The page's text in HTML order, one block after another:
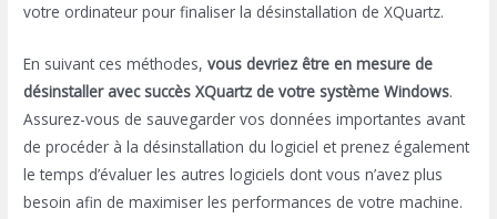
votre ordinateur pour finaliser la désinstallation de XQuartz.
En suivant ces méthodes, vous devriez être en mesure de
désinstaller avec succès XQuartz de votre système Windows.
Assurez-vous de sauvegarder vos données importantes avant
de procéder à la désinstallation du logiciel et prenez également
le temps d’évaluer les autres logiciels dont vous n’avez plus
besoin afin de maximiser les performances de votre machine.